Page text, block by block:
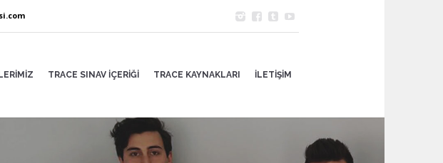
TRACE SINAV İÇERİĞİ TRACE KAYNAKLARI İLETİŞİM